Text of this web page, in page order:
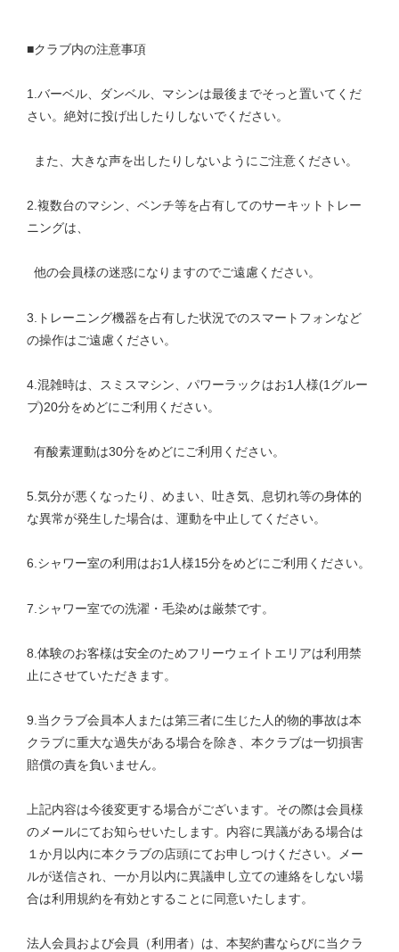
■クラブ内の注意事項
1.バーベル、ダンベル、マシンは最後までそっと置いてくだ
さい。絶対に投げ出したりしないでください。
また、大きな声を出したりしないようにご注意ください。
2.複数台のマシン、ベンチ等を占有してのサーキットトレー
ニングは、
他の会員様の迷惑になりますのでご遠慮ください。
3.トレーニング機器を占有した状況でのスマートフォンなど
の操作はご遠慮ください。
4.混雑時は、スミスマシン、パワーラックはお1人様(1グルー
プ)20分をめどにご利用ください。
有酸素運動は30分をめどにご利用ください。
5.気分が悪くなったり、めまい、吐き気、息切れ等の身体的
な異常が発生した場合は、運動を中止してください。
6.シャワー室の利用はお1人様15分をめどにご利用ください。
7.シャワー室での洗濯・毛染めは厳禁です。
8.体験のお客様は安全のためフリーウェイトエリアは利用禁
止にさせていただきます。
9.当クラブ会員本人または第三者に生じた人的物的事故は本
クラブに重大な過失がある場合を除き、本クラブは一切損害
賠償の責を負いません。
上記内容は今後変更する場合がございます。その際は会員様
のメールにてお知らせいたします。内容に異議がある場合は
１か月以内に本クラブの店頭にてお申しつけください。メー
ルが送信され、一か月以内に異議申し立ての連絡をしない場
合は利用規約を有効とすることに同意いたします。
法人会員および会員（利用者）は、本契約書ならびに当クラ